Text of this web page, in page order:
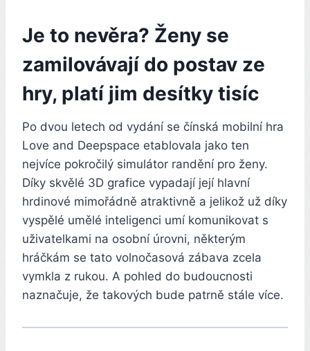
Je to nevěra? Ženy se
zamilovávají do postav ze
hry, platí jim desítky tisíc
Po dvou letech od vydání se čínská mobilní hra
Love and Deepspace etablovala jako ten
nejvíce pokročilý simulátor randění pro ženy.
Díky skvělé 3D grafice vypadají její hlavní
hrdinové mimořádně atraktivně a jelikož už díky
vyspělé umělé inteligenci umí komunikovat s
uživatelkami na osobní úrovni, některým
hráčkám se tato volnočasová zábava zcela
vymkla z rukou. A pohled do budoucnosti
naznačuje, že takových bude patrně stále více.